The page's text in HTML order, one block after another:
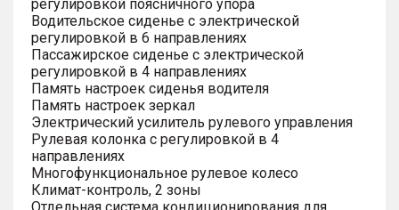
регулировкой поясничного упора
Водительское сиденье с электрической
регулировкой в 6 направлениях
Пассажирское сиденье с электрической
регулировкой в 4 направлениях
Память настроек сиденья водителя
Память настроек зеркал
Электрический усилитель рулевого управления
Рулевая колонка с регулировкой в 4
направлениях
Многофункциональное рулевое колесо
Климат-контроль, 2 зоны
Отдельная система кондиционирования для